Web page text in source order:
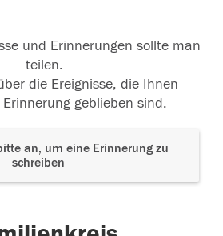
und Erinnerungen sollte man
teilen.
die Ereignisse, die Ihnen
geblieben sind.
an, um eine Erinnerung zu
schreiben